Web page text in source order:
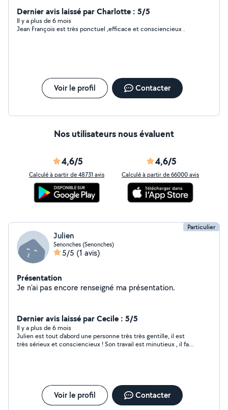
Dernier avis laissé par Charlotte : 5/5
Il y a plus de 6 mois
Jean François est très ponctuel ,efficace et consciencieux .
Voir le profil Contacter
Nos utilisateurs nous évaluent
4,6/5
Calculé à partir de 48731 avis
4,6/5
Calculé à partir de 66000 avis
Particulier
Julien
Senonches (Senonches)
5/5 (1 avis)
Présentation
Je n'ai pas encore renseigné ma présentation.
Dernier avis laissé par Cecile : 5/5
Il y a plus de 6 mois
Julien est tout d'abord une personne très très gentille, il est
très sérieux et consciencieux ! Son travail est minutieux , il fait
Voir le profil Contacter